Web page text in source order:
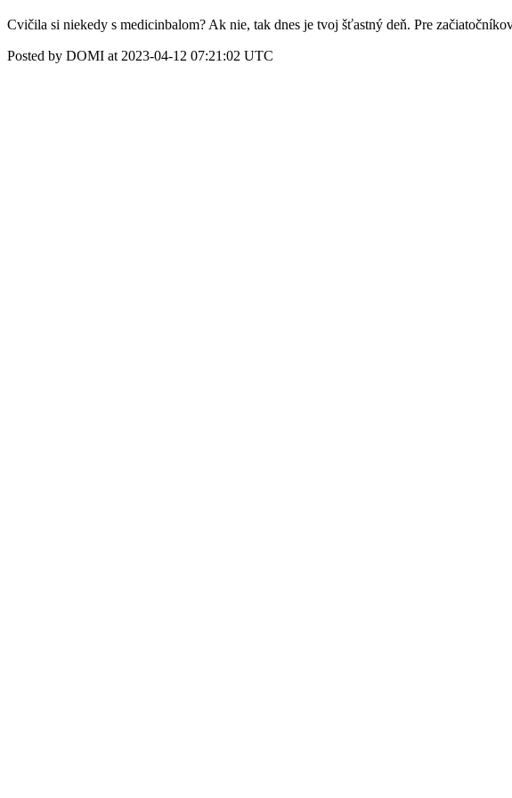
Cvičila si niekedy s medicinbalom? Ak nie, tak dnes je tvoj šťastný deň. Pre
Posted by DOMI at 2023-04-12 07:21:02 UTC